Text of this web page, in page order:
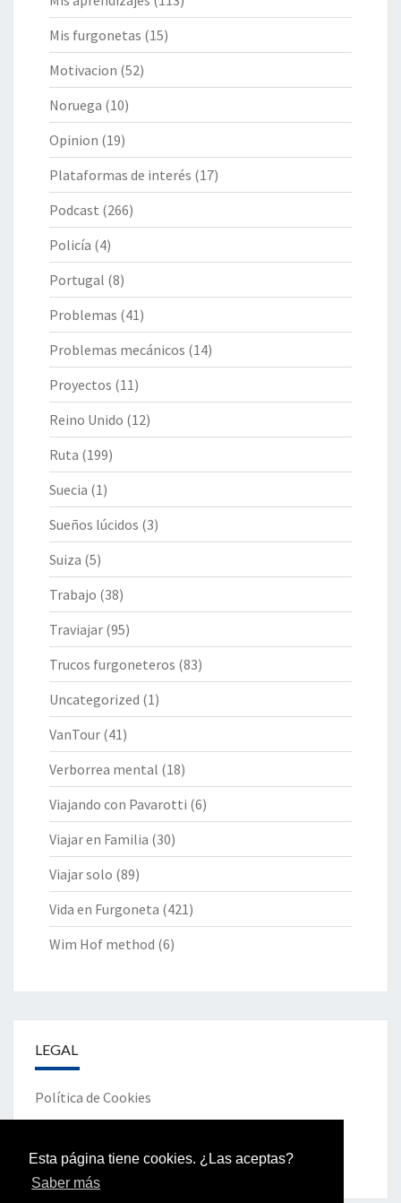
Esta página tiene cookies. ¿Las aceptas?
Saber más
Mis furgonetas (15)
Motivacion (52)
Noruega (10)
Opinion (19)
Plataformas de interés (17)
Podcast (266)
Policía (4)
Portugal (8)
Problemas (41)
Problemas mecánicos (14)
Proyectos (11)
Reino Unido (12)
Ruta (199)
Suecia (1)
Sueños lúcidos (3)
Suiza (5)
Trabajo (38)
Traviajar (95)
Trucos furgoneteros (83)
Uncategorized (1)
VanTour (41)
Verborrea mental (18)
Viajando con Pavarotti (6)
Viajar en Familia (30)
Viajar solo (89)
Vida en Furgoneta (421)
Wim Hof method (6)
LEGAL
Política de Cookies